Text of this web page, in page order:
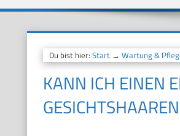
Du bist hier: Start→ Wartung &
KANN ICH EINEN